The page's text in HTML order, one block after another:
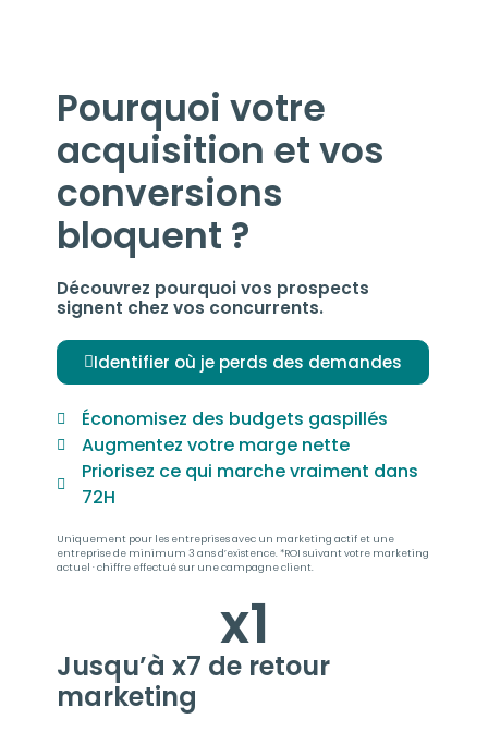
Pourquoi votre
acquisition et vos
conversions
bloquent ?
Découvrez pourquoi vos prospects
signent chez vos concurrents.
Identifier où je perds des demandes
Économisez des budgets gaspillés
Augmentez votre marge nette
Priorisez ce qui marche vraiment dans
72H
Uniquement pour les entreprises avec un marketing actif et une
entreprise de minimum 3 ans d’existence. *ROI suivant votre marketing
actuel · chiffre effectué sur une campagne client.
Jusqu’à x7 de retour
marketing
x1